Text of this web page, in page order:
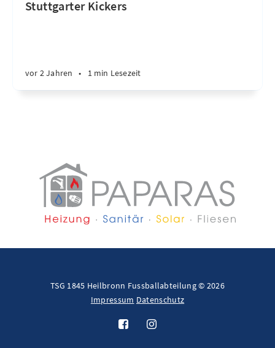
Stuttgarter Kickers
vor 2 Jahren • 1 min Lesezeit
TSG 1845 Heilbronn Fussballabteilung © 2026
Impressum Datenschutz